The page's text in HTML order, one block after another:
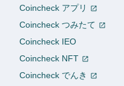
Coincheck アプリ
Coincheck つみたて
Coincheck IEO
Coincheck NFT
Coincheck でんき